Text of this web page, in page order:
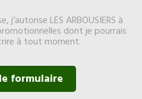
LES ARBOUSIERS à
dont je pourrais
à tout moment.